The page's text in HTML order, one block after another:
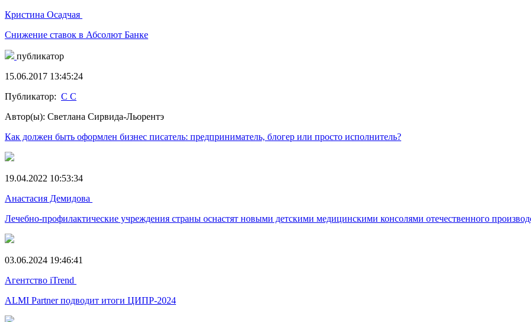
Кристина Осадчая
Снижение ставок в Абсолют Банке
публикатор
15.06.2017 13:45:24
Публикатор: С C
Автор(ы): Светлана Сирвида-Льорентэ
Как должен быть оформлен бизнес писатель: предприниматель, блогер или просто исполнитель?
19.04.2022 10:53:34
Анастасия Демидова
Лечебно-профилактические учреждения страны оснастят новыми детскими медицинскими консолями отечественного
03.06.2024 19:46:41
Агентство iTrend
ALMI Partner подводит итоги ЦИПР-2024